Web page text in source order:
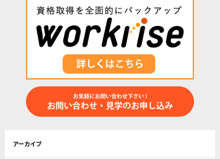
アーカイブ